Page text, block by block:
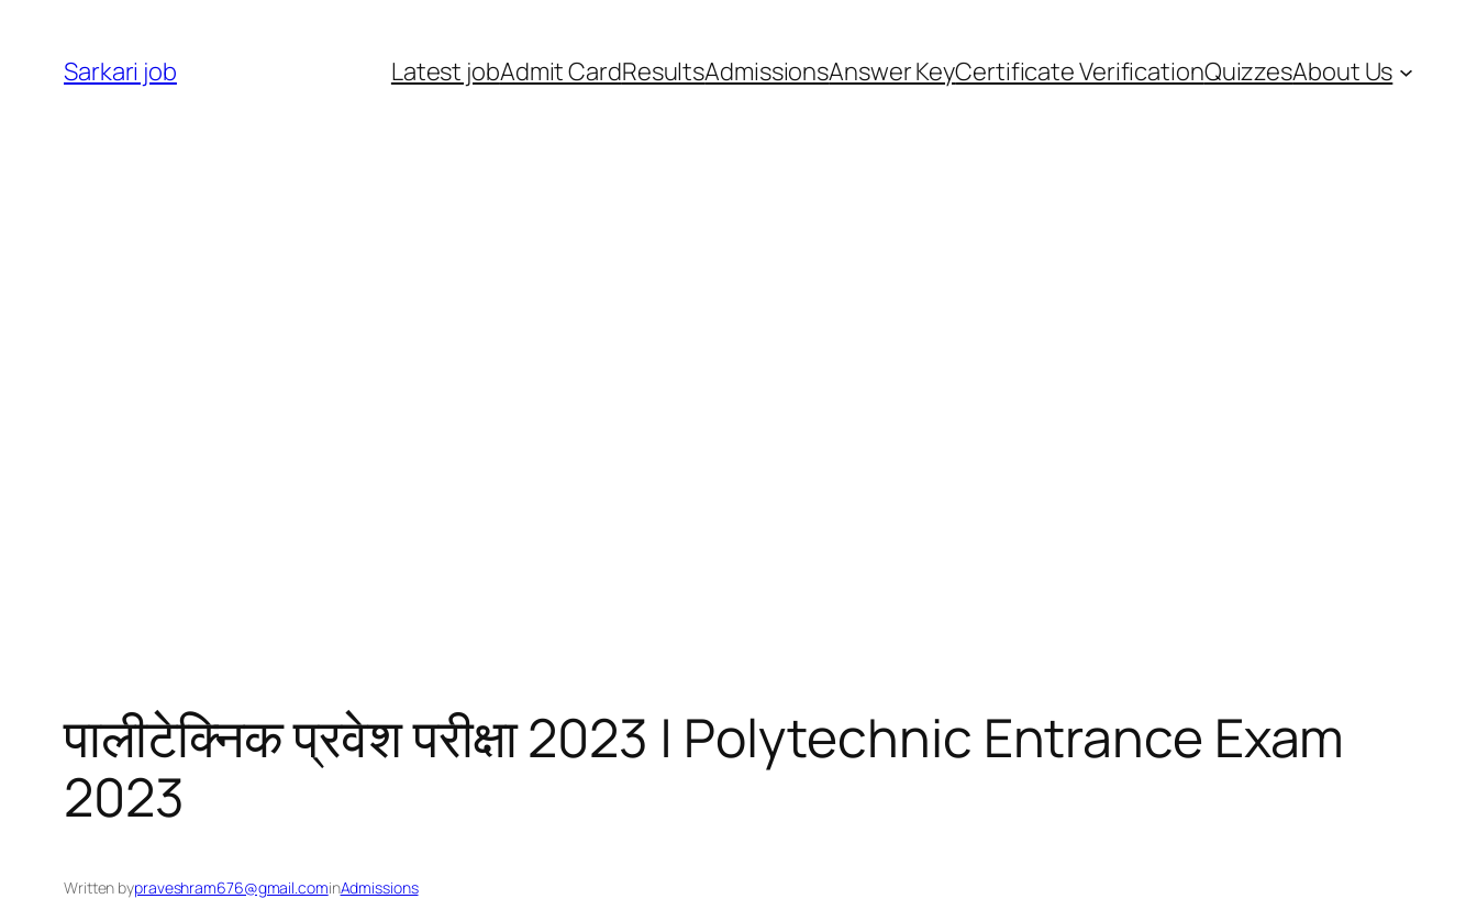
Sarkari job Latest jobAdmit CardResultsAdmissionsAnswer KeyCertificate VerificationQuizzesAbout Us
पालीटेक्निक प्रवेश परीक्षा 2023 | Polytechnic Entrance Exam
2023
Written bypraveshram676@gmail.cominAdmissions